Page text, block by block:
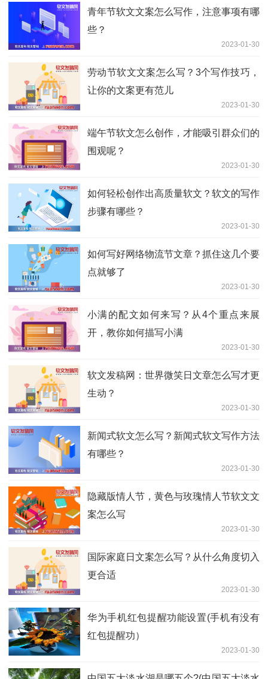
青年节软文文案怎么写作，注意事项有哪
些？
2023-01-30
劳动节软文文案怎么写？3个写作技巧，
让你的文案更有范儿
2023-01-30
端午节软文怎么创作，才能吸引群众们的
围观呢？
2023-01-30
如何轻松创作出高质量软文？软文的写作
步骤有哪些？
2023-01-30
如何写好网络物流节文章？抓住这几个要
点就够了
2023-01-30
小满的配文如何来写？从4个重点来展
开，教你如何描写小满
2023-01-30
软文发稿网：世界微笑日文章怎么写才更
生动？
2023-01-30
新闻式软文怎么写？新闻式软文写作方法
有哪些？
2023-01-30
隐藏版情人节，黄色与玫瑰情人节软文文
案怎么写
2023-01-30
国际家庭日文案怎么写？从什么角度切入
更合适
2023-01-30
华为手机红包提醒功能设置(手机有没有
红包提醒功）
2023-01-30